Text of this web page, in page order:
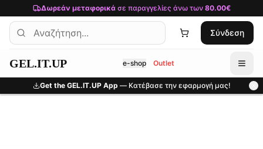
Μετάβαση στο κύριο περιεχόμενο
Δωρεάν μεταφορικάσε παραγγελίες άνω των 80.00€
Σύνδεση
GEL.IT.UP e-shop Outlet
Get the GEL.IT.UP App — Κατέβασε την εφαρμογή μας!